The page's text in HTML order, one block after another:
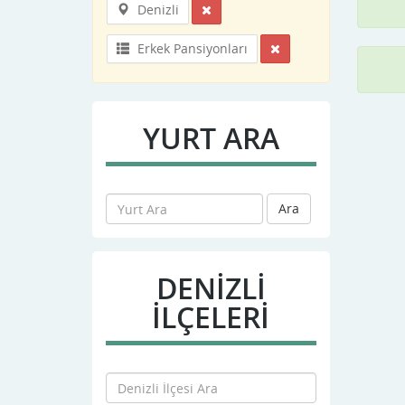
Denizli
Erkek Pansiyonları
YURT ARA
Ara
DENIZLI
İLÇELERİ